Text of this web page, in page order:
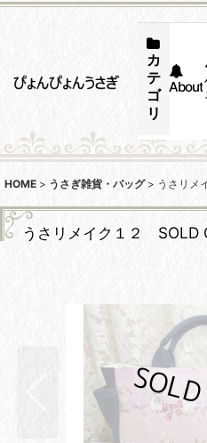
カ
テ
ゴ
リ
About
HOME > うさぎ雑貨・バッグ > うさリメ
うさリメイク１２ SOLD